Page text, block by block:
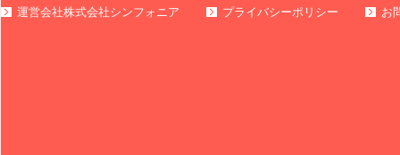
運営会社株式会社シンフォニア プライバシーポリシー お